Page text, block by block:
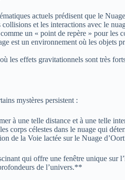
actuels prédisent que le
et les interactions avec le
un « point de repère » pour les
est un environnement où les objets
les effets gravitationnels sont très
mystères persistent :
à une telle distance et à une telle
corps célestes dans le nuage qui
de la Voie lactée sur le Nuage
qui offre une fenêtre unique sur
de l’univers.**